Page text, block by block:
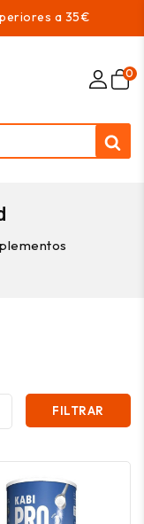
a 35€
0
FILTRAR